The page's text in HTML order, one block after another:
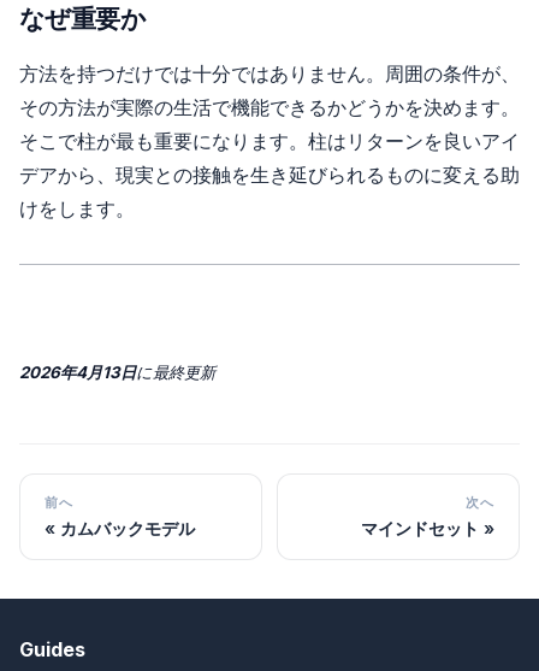
なぜ重要か
方法を持つだけでは十分ではありません。周囲の条件が、
その方法が実際の生活で機能できるかどうかを決めます。
そこで柱が最も重要になります。柱はリターンを良いアイ
デアから、現実との接触を生き延びられるものに変える助
けをします。
2026年4月13日に最終更新
前へ
カムバックモデル
次へ
マインドセット
Guides